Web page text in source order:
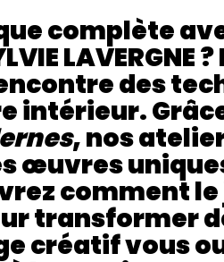
complète
LAVERGNE
des
, nos
œuvres
comment le
transformer
créatif vous